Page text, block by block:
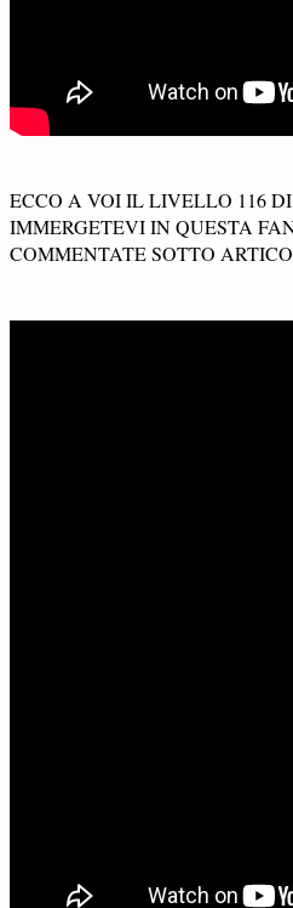
ECCO A VOI IL LIVELLO 116
IMMERGETEVI IN QUESTA
COMMENTATE SOTTO